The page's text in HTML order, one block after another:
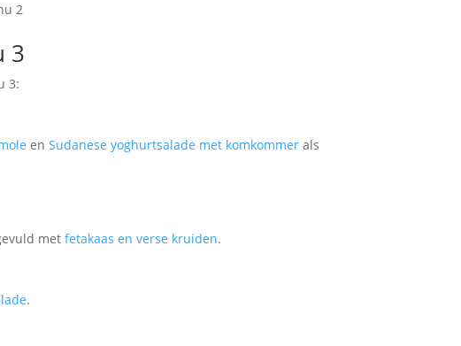
2
3
3:
enSudanese yoghurtsalade met komkommer als
metfetakaas en verse kruiden.
.